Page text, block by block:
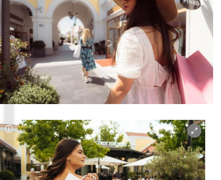
Untermenü
Copyright-Hinweis öffnen/schließen